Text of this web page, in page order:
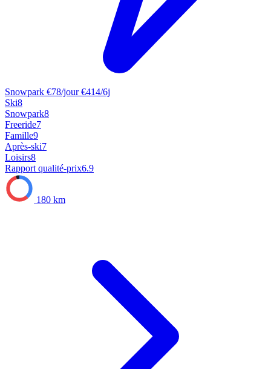
Snowpark €78/jour €414/6j
Ski8
Snowpark8
Freeride7
Famille9
Après-ski7
Loisirs8
Rapport qualité-prix6.9
180 km